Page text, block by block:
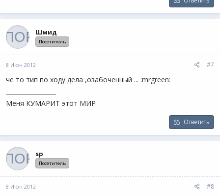
Шмид
Посетитель
8 Июн 2012 #7
че то тип по ходу дела ,озабоченный ... :mrgreen:
Меня КУМАРИТ этот МИР
Ответить
sp
Посетитель
8 Июн 2012 #8